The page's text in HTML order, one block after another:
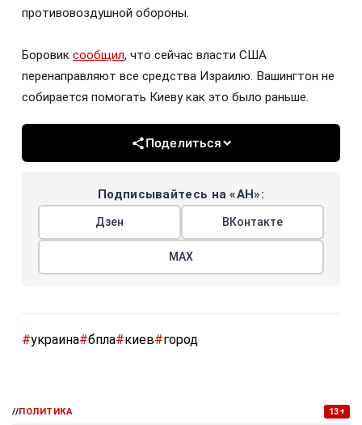
противовоздушной обороны.
Боровик сообщил, что сейчас власти США
перенаправляют все средства Израилю. Вашингтон не
собирается помогать Киеву как это было раньше.
Поделиться
Подписывайтесь на «АН»:
Дзен ВКонтакте
МАХ
#украина#бпла#киев#город
//ПОЛИТИКА 13+